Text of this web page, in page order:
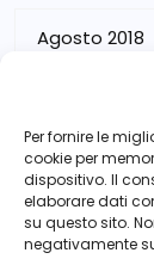
Per fornire le
cookie per
dispositivo. Il
elaborare dati
su questo sito.
negativamente
Agosto 2018